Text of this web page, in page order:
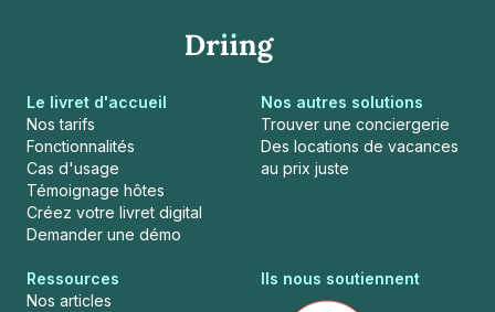
Le livret d'accueil
Nos tarifs
Fonctionnalités
Cas d'usage
Témoignage hôtes
Créez votre livret digital
Demander une démo
Nos autres solutions
Trouver une conciergerie
Des locations de vacances
au prix juste
Ressources
Nos articles
Ils nous soutiennent